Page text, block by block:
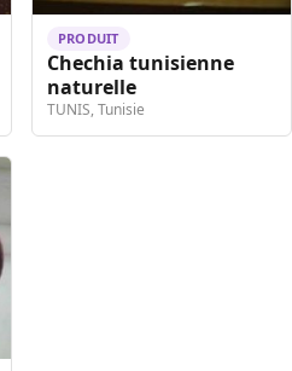
PRODUIT
Chechia tunisienne
naturelle
TUNIS, Tunisie